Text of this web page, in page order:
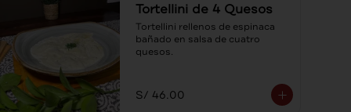
Tortellini de 4 Quesos
Tortellini rellenos de espinaca
bañado en salsa de cuatro
quesos.
S/ 46.00